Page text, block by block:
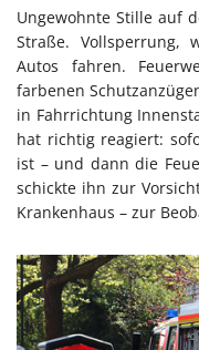
Ungewohnte Stille auf
Straße. Vollsperrung,
Autos fahren.
farbenen
in Fahrrichtung
hat richtig reagiert:
ist – und dann die
schickte ihn zur
Krankenhaus – zur